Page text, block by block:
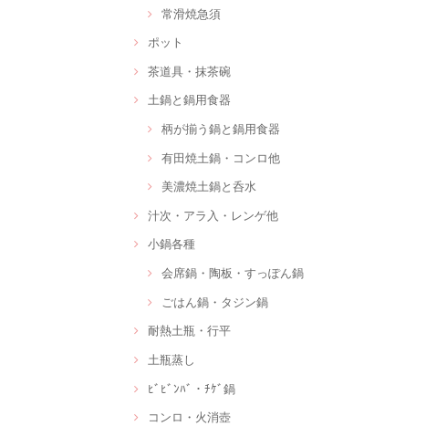
常滑焼急須
ポット
茶道具・抹茶碗
土鍋と鍋用食器
柄が揃う鍋と鍋用食器
有田焼土鍋・コンロ他
美濃焼土鍋と呑水
汁次・アラ入・レンゲ他
小鍋各種
会席鍋・陶板・すっぽん鍋
ごはん鍋・タジン鍋
耐熱土瓶・行平
土瓶蒸し
ﾋﾞﾋﾞﾝﾊﾞ・ﾁｹﾞ鍋
コンロ・火消壺